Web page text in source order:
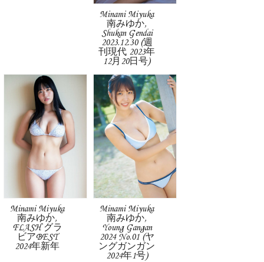
Minami Miyuka
南みゆか,
Shukan Gendai
2023.12.30 (週
刊現代 2023年
12月20日号)
Minami Miyuka
南みゆか,
FLASH グラ
ビアBEST
2024年新年
Minami Miyuka
南みゆか,
Young Gangan
2024 No.01 (ヤ
ングガンガン
2024年1号)